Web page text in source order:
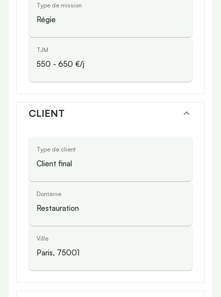
Type de mission
Régie
TJM
550 - 650 €/j
CLIENT
Type de client
Client final
Domaine
Restauration
Ville
Paris, 75001